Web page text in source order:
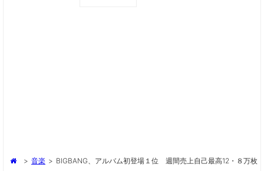
> 音楽 > BIGBANG、アルバム初登場１位 週間売上自己最高12・８万枚